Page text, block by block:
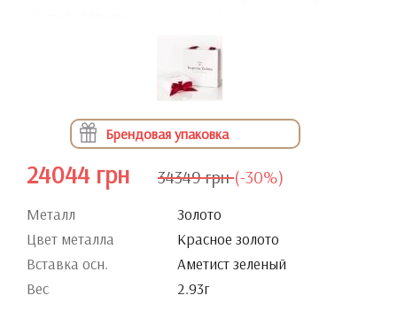
Брендовая упаковка
24044 грн 34349 грн (-30%)
Металл
Золото
Цвет металла
Красное золото
Вставка осн.
Аметист зеленый
Вес
2.93г